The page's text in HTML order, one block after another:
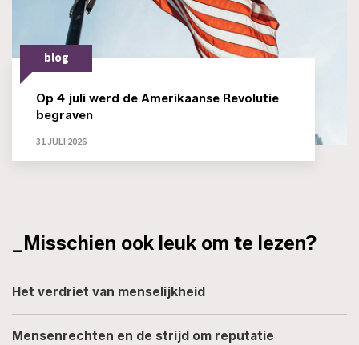
blog
Op 4 juli werd de Amerikaanse Revolutie
begraven
31 JULI 2026
_Misschien ook leuk om te lezen?
Het verdriet van menselijkheid
Mensenrechten en de strijd om reputatie